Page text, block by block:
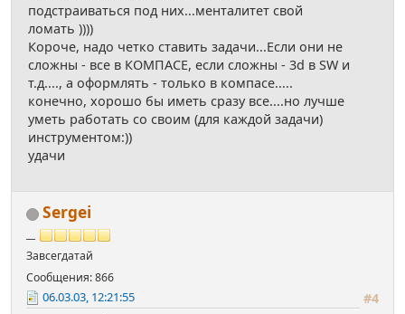
подстраиваться под них...менталитет свой
ломать ))))
Короче, надо четко ставить задачи...Если они не
сложны - все в КОМПАСЕ, если сложны - 3d в SW и
т.д...., а оформлять - только в компасе.....
конечно, хорошо бы иметь сразу все....но лучше
уметь работать со своим (для каждой задачи)
инструментом:))
удачи
Sergei
Завсегдатай
Сообщения: 866
#4
06.03.03, 12:21:55